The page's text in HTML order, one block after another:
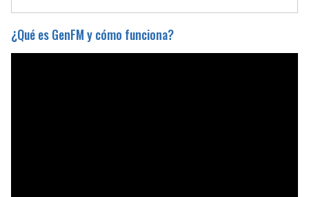
¿Qué es GenFM y cómo funciona?